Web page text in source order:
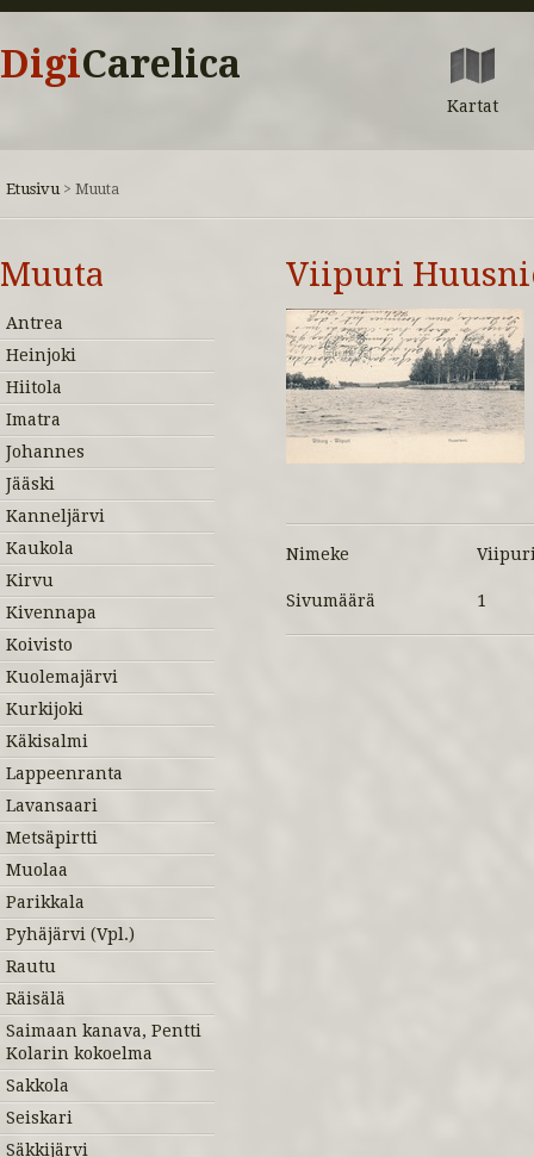
DigiCarelica
Kartat
Etusivu > Muuta
Muuta
Antrea
Heinjoki
Hiitola
Imatra
Johannes
Jääski
Kanneljärvi
Kaukola
Kirvu
Kivennapa
Koivisto
Kuolemajärvi
Kurkijoki
Käkisalmi
Lappeenranta
Lavansaari
Metsäpirtti
Muolaa
Parikkala
Pyhäjärvi (Vpl.)
Rautu
Räisälä
Saimaan kanava, Pentti
Kolarin kokoelma
Sakkola
Seiskari
Säkkijärvi
Viipuri
Nimeke
Sivumäärä 1